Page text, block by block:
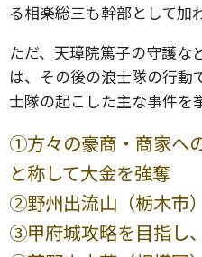
る相楽総三も幹部として加
ただ、天璋院篤子の守護な
は、その後の浪士隊の行動
士隊の起こした主な事件を
➀方々の豪商・商家へ
と称して大金を強奪
②野州出流山（栃木市
➂甲府城攻略を目指し